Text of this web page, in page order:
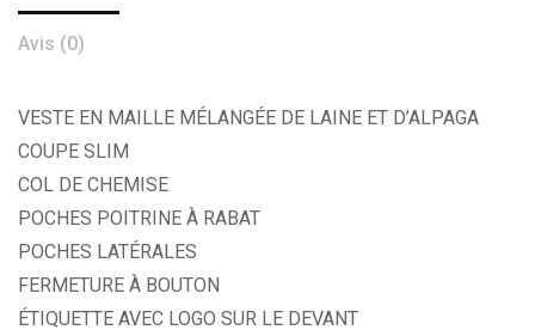
Avis (0)
VESTE EN MAILLE MÉLANGÉE DE LAINE ET D’ALPAGA
COUPE SLIM
COL DE CHEMISE
POCHES POITRINE À RABAT
POCHES LATÉRALES
FERMETURE À BOUTON
ÉTIQUETTE AVEC LOGO SUR LE DEVANT